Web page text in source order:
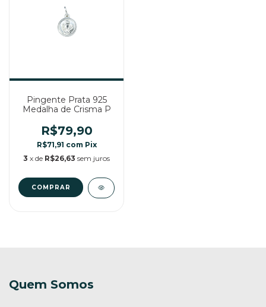
Pingente Prata 925
Medalha de Crisma P
R$79,90
R$71,91 com Pix
3 x de R$26,63 sem juros
Quem Somos